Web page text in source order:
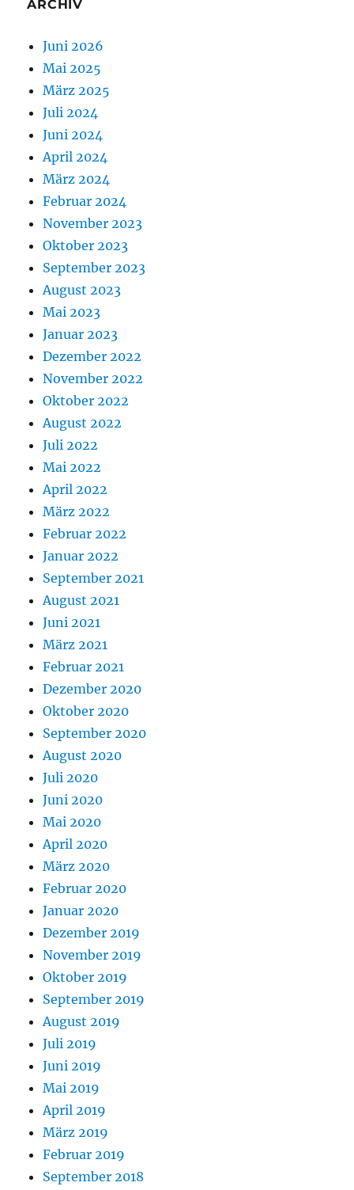
ARCHIV
Juni 2026
Mai 2025
März 2025
Juli 2024
Juni 2024
April 2024
März 2024
Februar 2024
November 2023
Oktober 2023
September 2023
August 2023
Mai 2023
Januar 2023
Dezember 2022
November 2022
Oktober 2022
August 2022
Juli 2022
Mai 2022
April 2022
März 2022
Februar 2022
Januar 2022
September 2021
August 2021
Juni 2021
März 2021
Februar 2021
Dezember 2020
Oktober 2020
September 2020
August 2020
Juli 2020
Juni 2020
Mai 2020
April 2020
März 2020
Februar 2020
Januar 2020
Dezember 2019
November 2019
Oktober 2019
September 2019
August 2019
Juli 2019
Juni 2019
Mai 2019
April 2019
März 2019
Februar 2019
September 2018